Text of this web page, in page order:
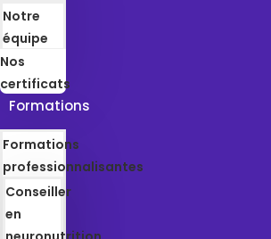
Notre
équipe
Nos
certificats
Formations
Formations
professionnalisantes
Conseiller
en